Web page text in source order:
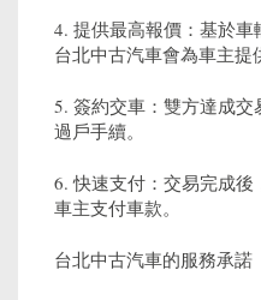
4. 提供最高報價：基於車
台北中古汽車會為車主提
5. 簽約交車：雙方達成
過戶手續。
6. 快速支付：交易完成
車主支付車款。
台北中古汽車的服務承諾